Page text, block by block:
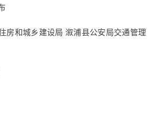
房和城乡建设局 溆浦县公安局交通管理